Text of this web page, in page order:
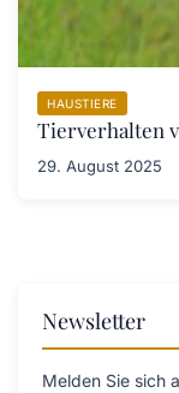
HAUSTIERE
Tierverhalten
29. August 2025
Newsletter
Melden Sie sich